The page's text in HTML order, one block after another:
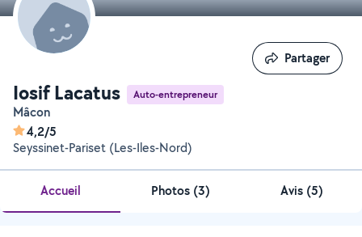
Iosif Lacatus Auto-entrepreneur
Mâcon
4,2/5
Seyssinet-Pariset (Les-Iles-Nord)
Partager
Partager
Accueil Photos (3) Avis (5)